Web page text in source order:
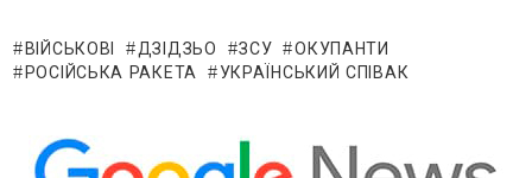
ВІЙСЬКОВІ ДЗІДЗЬО ЗСУ
ОКУПАНТИ
РОСІЙСЬКА РАКЕТА
УКРАЇНСЬКИЙ СПІВАК